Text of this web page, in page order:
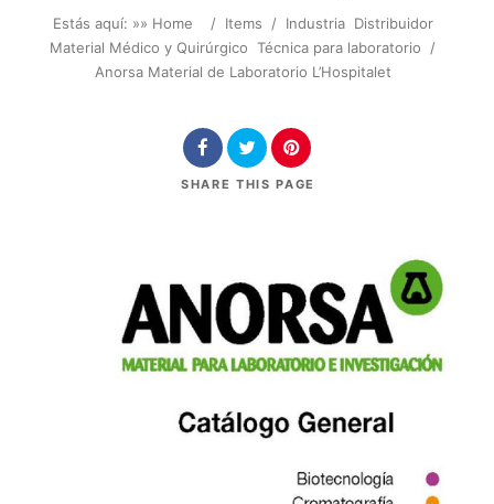
Estás aquí: »» Home / Items / Industria Distribuidor
Material Médico y Quirúrgico Técnica para laboratorio
/
Anorsa Material de Laboratorio L’Hospitalet
SHARE THIS PAGE